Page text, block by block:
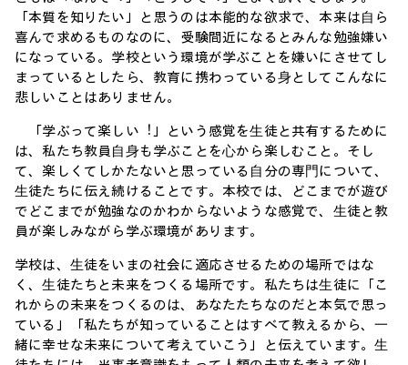
「本質を知りたい」と思うのは本能的な欲求で、本来は⾃ら
喜んで求めるものなのに、受験間近になるとみんな勉強嫌い
になっている。学校という環境が学ぶことを嫌いにさせてし
まっているとしたら、教育に携わっている⾝としてこんなに
悲しいことはありません。
「学ぶって楽しい︕」という感覚を⽣徒と共有するために
は、私たち教員⾃⾝も学ぶことを⼼から楽しむこと。そし
て、楽しくてしかたないと思っている⾃分の専⾨について、
⽣徒たちに伝え続けることです。本校では、どこまでが遊び
でどこまでが勉強なのかわからないような感覚で、⽣徒と教
員が楽しみながら学ぶ環境があります。
学校は、⽣徒をいまの社会に適応させるための場所ではな
く、⽣徒たちと未来をつくる場所です。私たちは⽣徒に「こ
れからの未来をつくるのは、あなたたちなのだと本気で思っ
ている」「私たちが知っていることはすべて教えるから、⼀
緒に幸せな未来について考えていこう」と伝えています。⽣